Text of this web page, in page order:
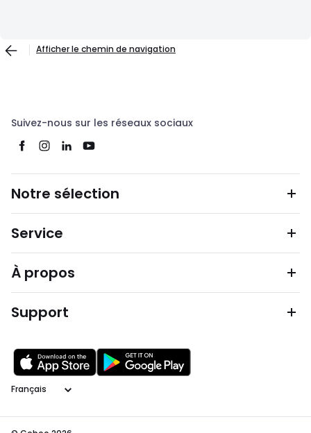
Afficher le chemin de navigation
Suivez-nous sur les réseaux sociaux
Notre sélection
Service
À propos
Support
Langage